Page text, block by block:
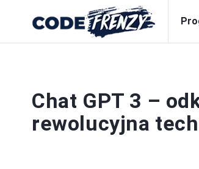
Chat GPT 3 –
rewolucyjna